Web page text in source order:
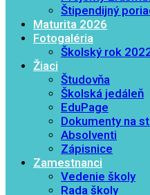
Štipendijný
Maturita 2026
Fotogaléria
Školský rok
Žiaci
Študovňa
Školská jedáleň
EduPage
Dokumenty na
Absolventi
Zápisnice
Zamestnanci
Vedenie školy
Rada školy